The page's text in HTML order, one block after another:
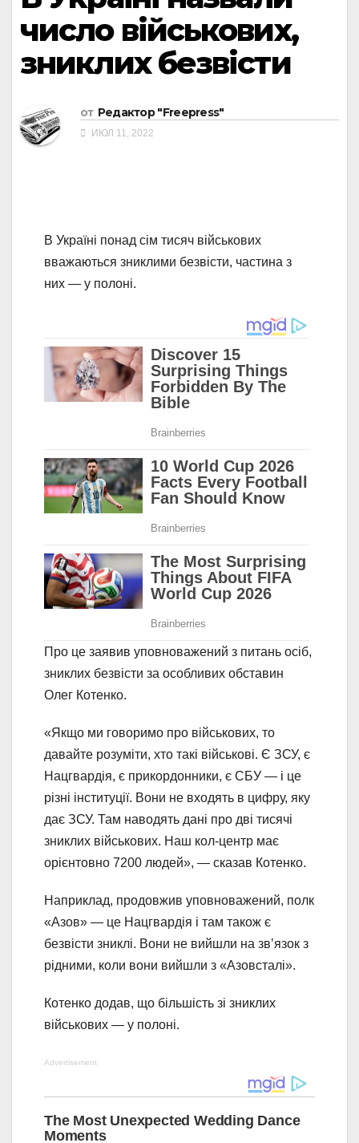
число військових,
зниклих безвісти
от Редактор "Freepress"
ИЮЛ 11, 2022
В Україні понад сім тисяч військових
вважаються зниклими безвісти, частина з
них — у полоні.
Про це заявив уповноважений з питань осіб,
зниклих безвісти за особливих обставин
Олег Котенко.
«Якщо ми говоримо про військових, то
давайте розуміти, хто такі військові. Є ЗСУ, є
Нацгвардія, є прикордонники, є СБУ — і це
різні інституції. Вони не входять в цифру, яку
дає ЗСУ. Там наводять дані про дві тисячі
зниклих військових. Наш кол-центр має
орієнтовно 7200 людей», — сказав Котенко.
Наприклад, продовжив уповноважений, полк
«Азов» — це Нацгвардія і там також є
безвісти зниклі. Вони не вийшли на звʼязок з
рідними, коли вони вийшли з «Азовсталі».
Котенко додав, що більшість зі зниклих
військових — у полоні.
Advertisement